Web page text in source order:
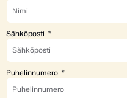
Sähköposti
Puhelinnumero